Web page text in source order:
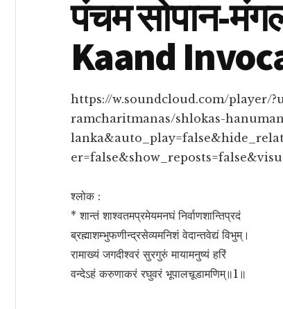
पंचम सोपान-
Kaand
https://w.soundcloud.com/player/
ramcharitmanas/shlokas-
श्लोक :
* शान्तं शाश्वतमप्रमेयमनघं निर्वाणशान्तिप्रदं
ब्रह्माशम्भुफणीन्द्रसेव्यमनिशं वेदान्तवेद्यं विभुम्‌।
रामाख्यं जगदीश्वरं सुरगुरुं मायामनुष्यं हरिं
वन्देऽहं करुणाकरं रघुवरं भूपालचूडामणिम्‌॥1॥